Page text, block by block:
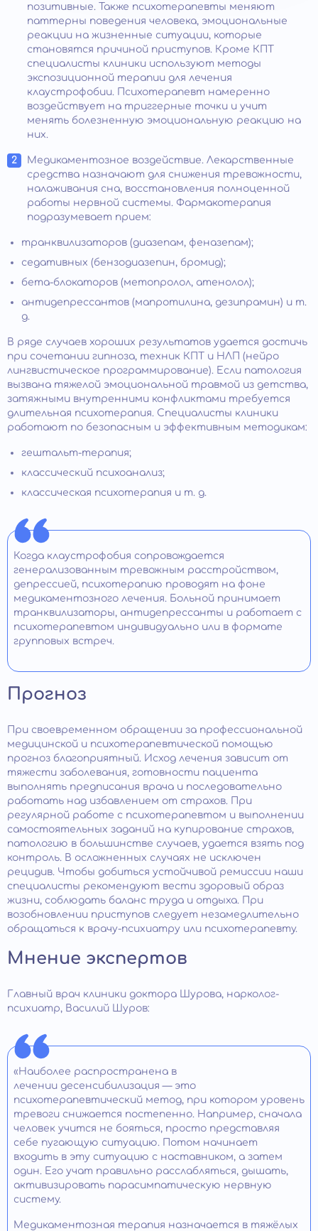
позитивные. Также психотерапевты меняют
паттерны поведения человека, эмоциональные
реакции на жизненные ситуации, которые
становятся причиной приступов. Кроме КПТ
специалисты клиники используют методы
экспозиционной терапии для лечения
клаустрофобии. Психотерапевт намеренно
воздействует на триггерные точки и учит
менять болезненную эмоциональную реакцию на
них.
Медикаментозное воздействие. Лекарственные
средства назначают для снижения тревожности,
налаживания сна, восстановления полноценной
работы нервной системы. Фармакотерапия
подразумевает прием:
транквилизаторов (диазепам, феназепам);
седативных (бензодиазепин, бромид);
бета-блокаторов (метопролол, атенолол);
антидепрессантов (мапротилина, дезипрамин) и т.
д.
В ряде случаев хороших результатов удается достичь
при сочетании гипноза, техник КПТ и НЛП (нейро
лингвистическое программирование). Если патология
вызвана тяжелой эмоциональной травмой из детства,
затяжными внутренними конфликтами требуется
длительная психотерапия. Специалисты клиники
работают по безопасным и эффективным методикам:
гештальт-терапия;
классический психоанализ;
классическая психотерапия и т. д.
Когда клаустрофобия сопровождается
генерализованным тревожным расстройством,
депрессией, психотерапию проводят на фоне
медикаментозного лечения. Больной принимает
транквилизаторы, антидепрессанты и работает с
психотерапевтом индивидуально или в формате
групповых встреч.
Прогноз
При своевременном обращении за профессиональной
медицинской и психотерапевтической помощью
прогноз благоприятный. Исход лечения зависит от
тяжести заболевания, готовности пациента
выполнять предписания врача и последовательно
работать над избавлением от страхов. При
регулярной работе с психотерапевтом и выполнении
самостоятельных заданий на купирование страхов,
патологию в большинстве случаев, удается взять под
контроль. В осложненных случаях не исключен
рецидив. Чтобы добиться устойчивой ремиссии наши
специалисты рекомендуют вести здоровый образ
жизни, соблюдать баланс труда и отдыха. При
возобновлении приступов следует незамедлительно
обращаться к врачу-психиатру или психотерапевту.
Мнение экспертов
Главный врач клиники доктора Шурова, нарколог-
психиатр, Василий Шуров:
«Наиболее распространена в
лечении десенсибилизация — это
психотерапевтический метод, при котором уровень
тревоги снижается постепенно. Например, сначала
человек учится не бояться, просто представляя
себе пугающую ситуацию. Потом начинает
входить в эту ситуацию с наставником, а затем
один. Его учат правильно расслабляться, дышать,
активизировать парасимпатическую нервную
систему.
Медикаментозная терапия назначается в тяжёлых